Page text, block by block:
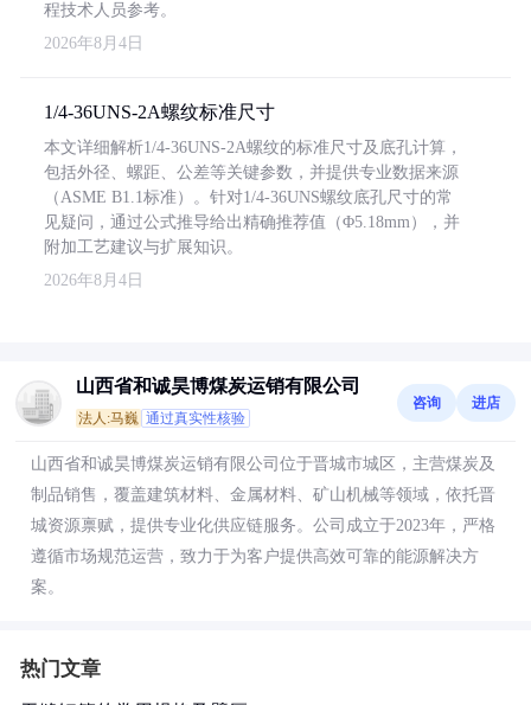
程技术人员参考。
2026年8月4日
1/4-36UNS-2A螺纹标准尺寸
本文详细解析1/4-36UNS-2A螺纹的标准尺寸及底孔计算，
包括外径、螺距、公差等关键参数，并提供专业数据来源
（ASME B1.1标准）。针对1/4-36UNS螺纹底孔尺寸的常
见疑问，通过公式推导给出精确推荐值（Φ5.18mm），并
附加工艺建议与扩展知识。
2026年8月4日
山西省和诚昊博煤炭运销有限公司
法人:马巍 通过真实性核验
咨询 进店
山西省和诚昊博煤炭运销有限公司位于晋城市城区，主营煤炭及
制品销售，覆盖建筑材料、金属材料、矿山机械等领域，依托晋
城资源禀赋，提供专业化供应链服务。公司成立于2023年，严格
遵循市场规范运营，致力于为客户提供高效可靠的能源解决方
案。
热门文章